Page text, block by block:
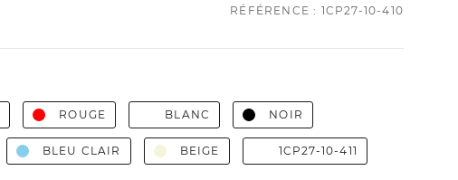
RÉFÉRENCE : 1CP27-10-410
ROUGE BLANC NOIR
BLEU CLAIR BEIGE 1CP27-10-411